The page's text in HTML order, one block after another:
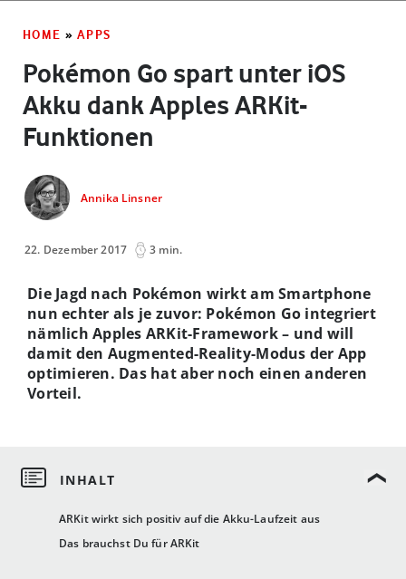
HOME » APPS
Pokémon Go spart unter iOS
Akku dank Apples ARKit-
Funktionen
Annika Linsner
22. Dezember 2017 3 min.
ARKit wirkt sich positiv auf die Akku-Laufzeit aus
Das brauchst Du für ARKit
Die Jagd nach Pokémon wirkt am Smartphone
nun echter als je zuvor: Pokémon Go integriert
nämlich Apples ARKit-Framework – und will
damit den Augmented-Reality-Modus der App
optimieren. Das hat aber noch einen anderen
Vorteil.